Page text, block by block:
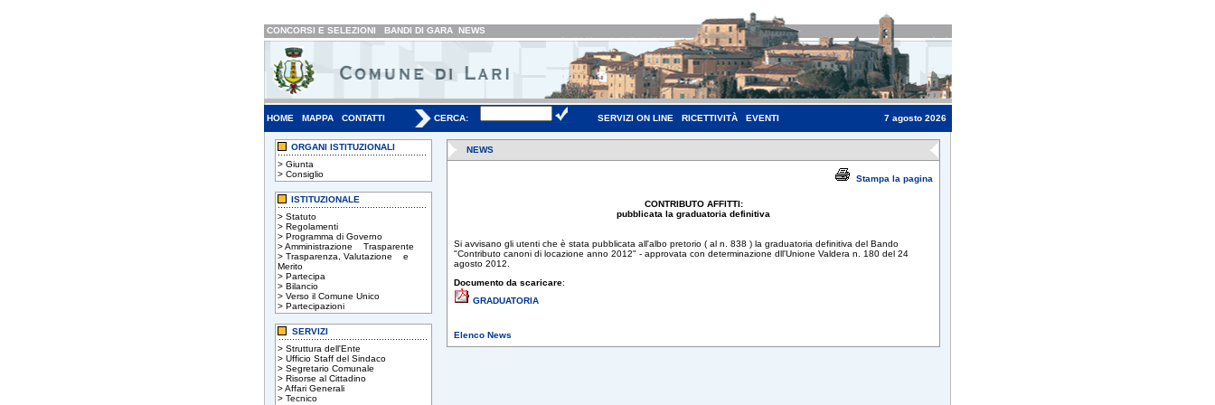
CONCORSI E SELEZIONI BANDI DI GARA NEWS
HOME MAPPA CONTATTI CERCA: SERVIZI ON LINE RICETTIVITÀ EVENTI 7 agosto 2026
ORGANI ISTITUZIONALI
> Giunta
> Consiglio
ISTITUZIONALE
> Statuto
> Regolamenti
> Programma di Governo
>Amministrazione Trasparente
> Trasparenza, Valutazione e
Merito
> Partecipa
> Bilancio
> Verso il Comune Unico
> Partecipazioni
SERVIZI
> Struttura dell'Ente
> Ufficio Staff del Sindaco
> Segretario Comunale
> Risorse al Cittadino
>Affari Generali
> Tecnico
NEWS
Stampa la pagina
CONTRIBUTO AFFITTI:
pubblicata la graduatoria definitiva
Si avvisano gli utenti che è stata pubblicata all'albo pretorio ( al n. 838 ) la graduatoria definitiva del Bando
"Contributo canoni di locazione anno 2012" - approvata con determinazione dll'Unione Valdera n. 180 del 24
agosto 2012.
Documento da scaricare:
GRADUATORIA
Elenco News